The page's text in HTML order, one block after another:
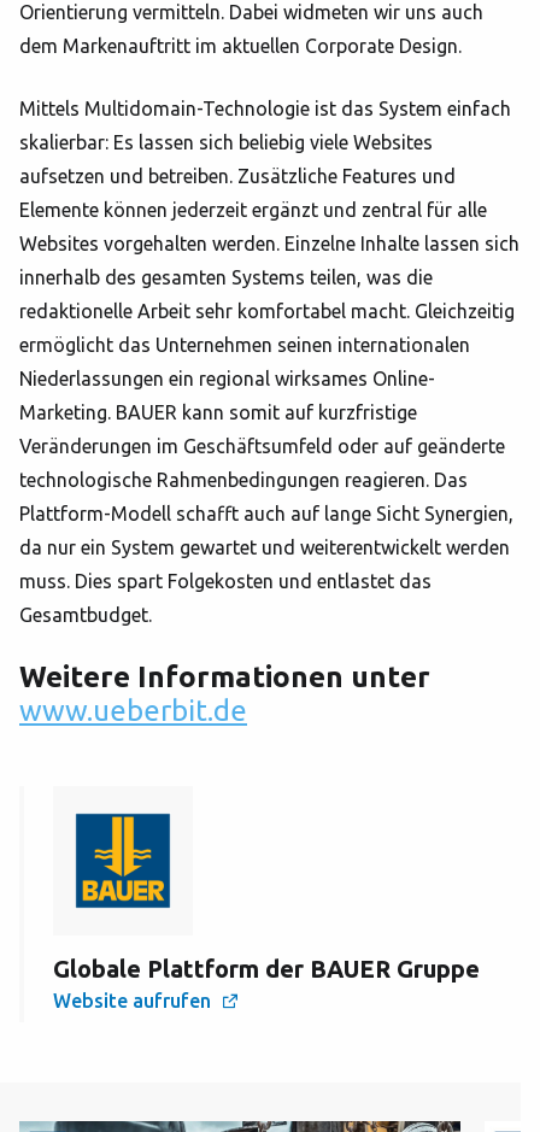
Orientierung vermitteln. Dabei widmeten wir uns auch
dem Markenauftritt im aktuellen Corporate Design.
Mittels Multidomain-Technologie ist das System einfach
skalierbar: Es lassen sich beliebig viele Websites
aufsetzen und betreiben. Zusätzliche Features und
Elemente können jederzeit ergänzt und zentral für alle
Websites vorgehalten werden. Einzelne Inhalte lassen sich
innerhalb des gesamten Systems teilen, was die
redaktionelle Arbeit sehr komfortabel macht. Gleichzeitig
ermöglicht das Unternehmen seinen internationalen
Niederlassungen ein regional wirksames Online-
Marketing. BAUER kann somit auf kurzfristige
Veränderungen im Geschäftsumfeld oder auf geänderte
technologische Rahmenbedingungen reagieren. Das
Plattform-Modell schafft auch auf lange Sicht Synergien,
da nur ein System gewartet und weiterentwickelt werden
muss. Dies spart Folgekosten und entlastet das
Gesamtbudget.
Weitere Informationen unter
www.ueberbit.de
Globale Plattform der BAUER Gruppe
Website aufrufen